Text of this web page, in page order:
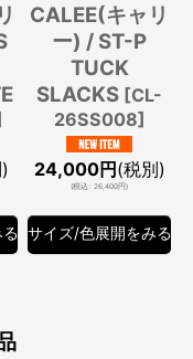
CALEE(キャリ
ー) / ST-P
TUCK
SLACKS [CL-
26SS008]
24,000円(税別)
(税込: 26,400円)
サイズ/色展開をみる